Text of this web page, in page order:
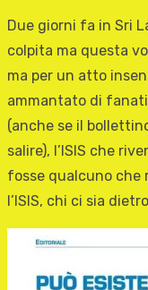
Due giorni fa in Sri
colpita ma questa
ma per un atto
ammantato di
(anche se il
salire), l’ISIS che
fosse qualcuno che
l’ISIS, chi ci sia